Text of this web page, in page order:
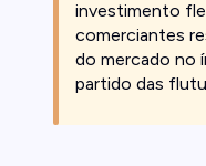
investimento
comerciantes
do mercado no
partido das